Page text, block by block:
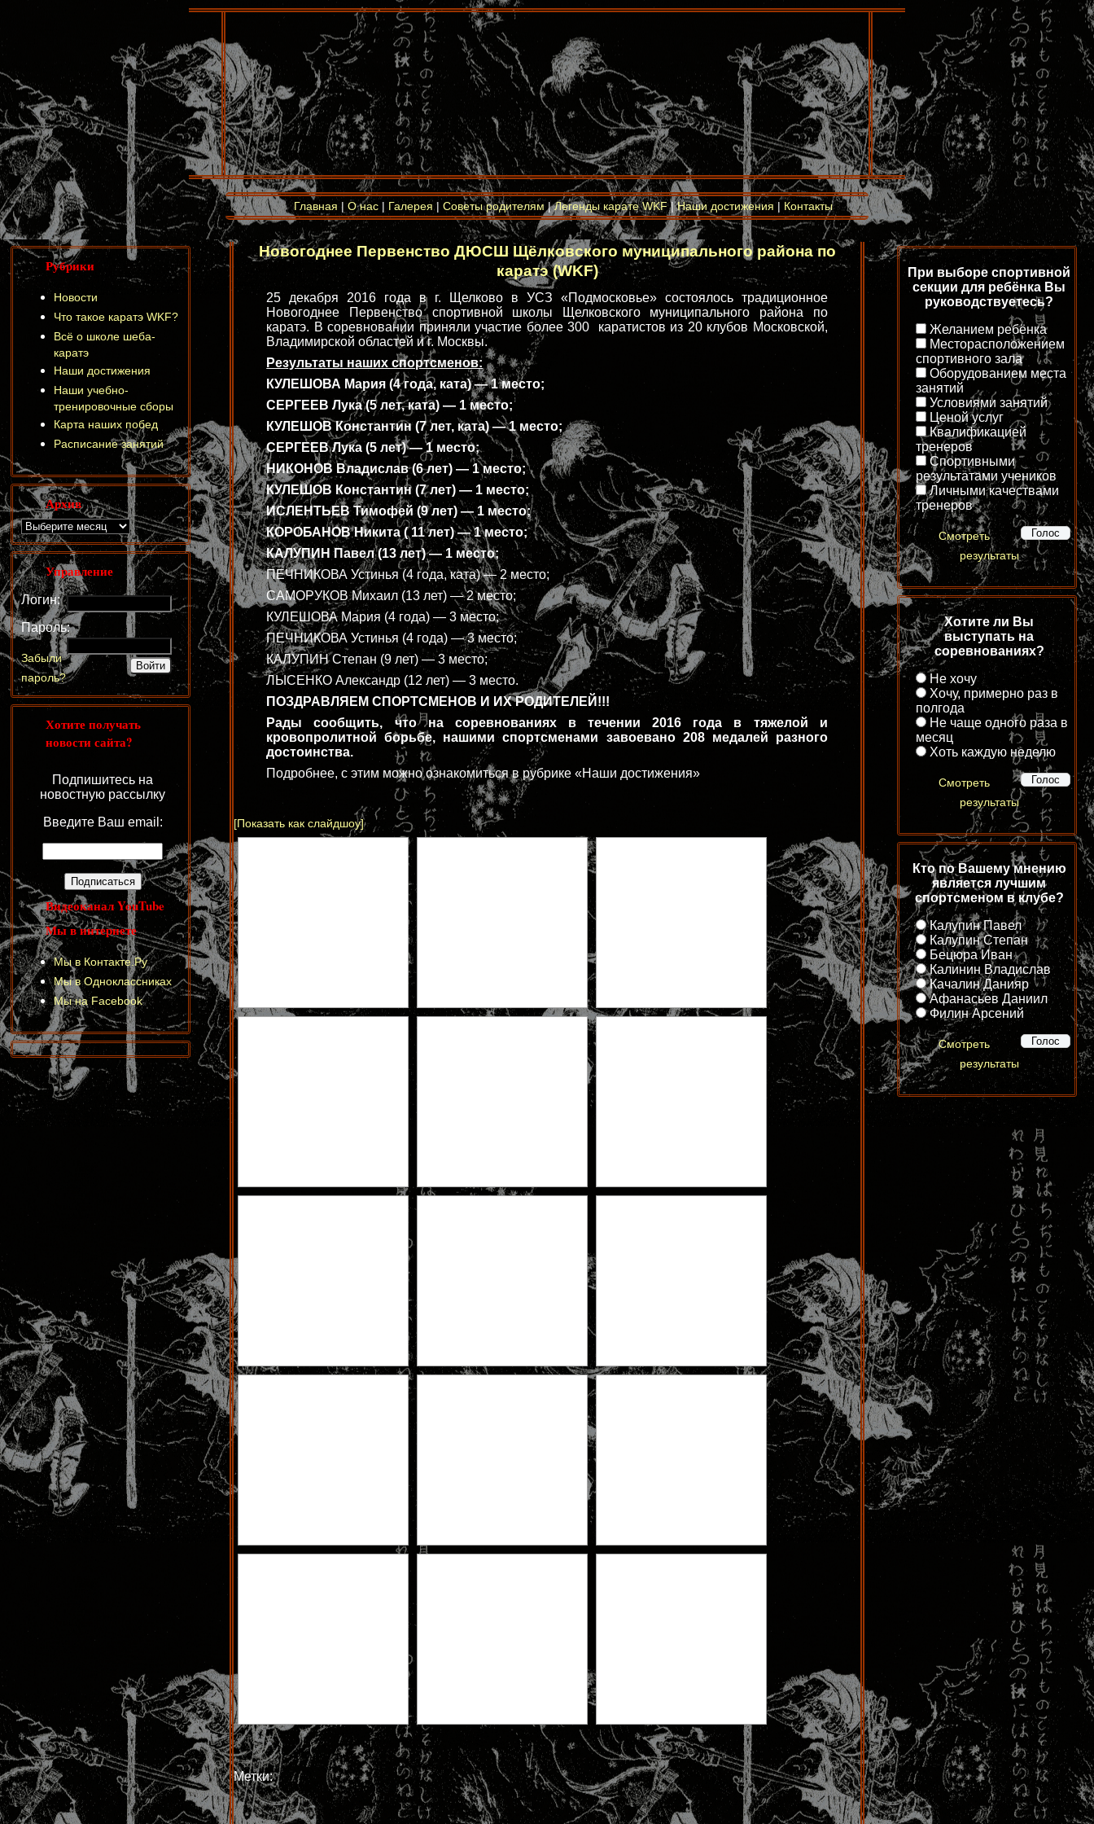
Главная | О нас | Галерея | Советы родителям |Легенды карате WKF|Наши достижения | Контакты
Новогоднее Первенство ДЮСШ Щёлковского муниципального района по
каратэ (WKF)
25 декабря 2016 года в г. Щелково в УСЗ «Подмосковье» состоялось традиционное
Новогоднее Первенство спортивной школы Щелковского муниципального района по
каратэ. В соревновании приняли участие более 300 каратистов из 20 клубов Московской,
Владимирской областей и г. Москвы.
Результаты наших спортсменов:
КУЛЕШОВА Мария (4 года, ката) — 1 место;
СЕРГЕЕВ Лука (5 лет, ката) — 1 место;
КУЛЕШОВ Константин (7 лет, ката) — 1 место;
СЕРГЕЕВ Лука (5 лет) — 1 место;
НИКОНОВ Владислав (6 лет) — 1 место;
КУЛЕШОВ Константин (7 лет) — 1 место;
ИСЛЕНТЬЕВ Тимофей (9 лет) — 1 место;
КОРОБАНОВ Никита ( 11 лет) — 1 место;
КАЛУПИН Павел (13 лет) — 1 место;
ПЕЧНИКОВА Устинья (4 года, ката) — 2 место;
САМОРУКОВ Михаил (13 лет) — 2 место;
КУЛЕШОВА Мария (4 года) — 3 место;
ПЕЧНИКОВА Устинья (4 года) — 3 место;
КАЛУПИН Степан (9 лет) — 3 место;
ЛЫСЕНКО Александр (12 лет) — 3 место.
ПОЗДРАВЛЯЕМ СПОРТСМЕНОВ И ИХ РОДИТЕЛЕЙ!!!
Рады сообщить, что на соревнованиях в течении 2016 года в тяжелой и
кровопролитной борьбе, нашими спортсменами завоевано 208 медалей разного
достоинства.
Подробнее, с этим можно ознакомиться в рубрике «Наши достижения»
[Показать как слайдшоу]
Метки:
Рубрики
Новости
Что такое каратэ WKF?
Всё о школе шеба-
каратэ
Наши достижения
Наши учебно-
тренировочные сборы
Карта наших побед
Расписание занятий
Архив
Управление
Логин:
Пароль:
Забыли
пароль?
Хотите получать
новости сайта?
Подпишитесь на
новостную рассылку
Введите Ваш email:
Видеоканал YouTube
Мы в интернете
Мы в Контакте.Ру
Мы в Одноклассниках
Мы на Facebook
При выборе спортивной
секции для ребёнка Вы
руководствуетесь?
Желанием ребёнка
Месторасположением
спортивного зала
Оборудованием места
занятий
Условиями занятий
Ценой услуг
Квалификацией
тренеров
Спортивными
результатами учеников
Личными качествами
тренеров
Смотреть
результаты
Хотите ли Вы
выступать на
соревнованиях?
Не хочу
Хочу, примерно раз в
полгода
Не чаще одного раза в
месяц
Хоть каждую неделю
Смотреть
результаты
Кто по Вашему мнению
является лучшим
спортсменом в клубе?
Калупин Павел
Калупин Степан
Бецюра Иван
Калинин Владислав
Качалин Данияр
Афанасьев Даниил
Филин Арсений
Смотреть
результаты